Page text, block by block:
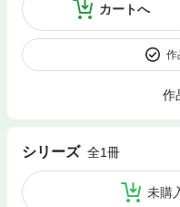
カートへ
作
作
シリーズ 全1冊
未購